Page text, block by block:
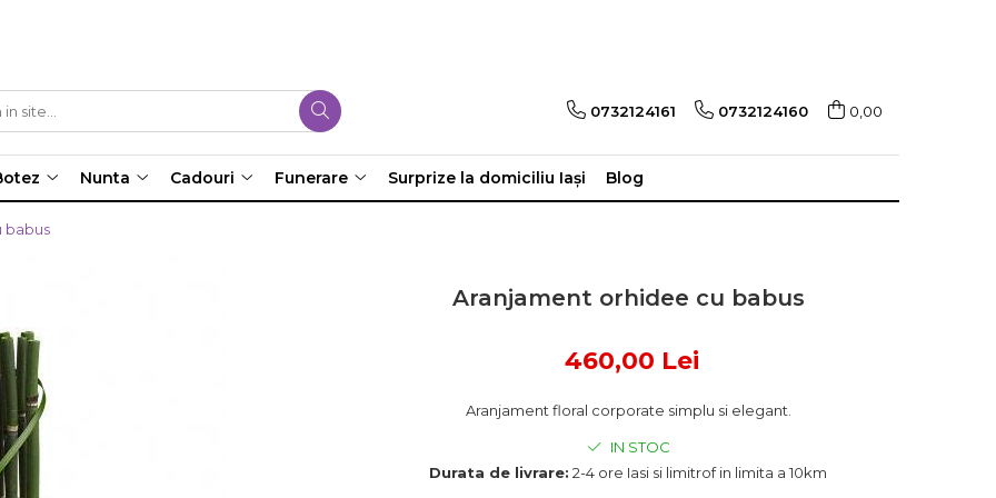
0732124161 0732124160 0,00
Nunta Cadouri Funerare Surprize la domiciliu Iași Blog
babus
Aranjament orhidee cu babus
460,00 Lei
Aranjament floral corporate simplu si elegant.
IN STOC
Durata de livrare: 2-4 ore Iasi si limitrof in limita a 10km